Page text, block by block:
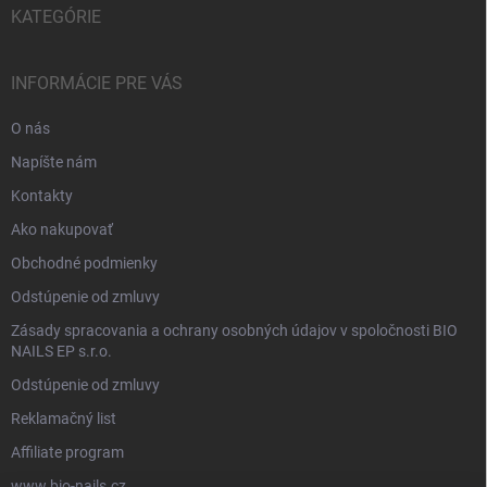
KATEGÓRIE
INFORMÁCIE PRE VÁS
O nás
Napíšte nám
Kontakty
Ako nakupovať
Obchodné podmienky
Odstúpenie od zmluvy
Zásady spracovania a ochrany osobných údajov v spoločnosti BIO
NAILS EP s.r.o.
Odstúpenie od zmluvy
Reklamačný list
Affiliate program